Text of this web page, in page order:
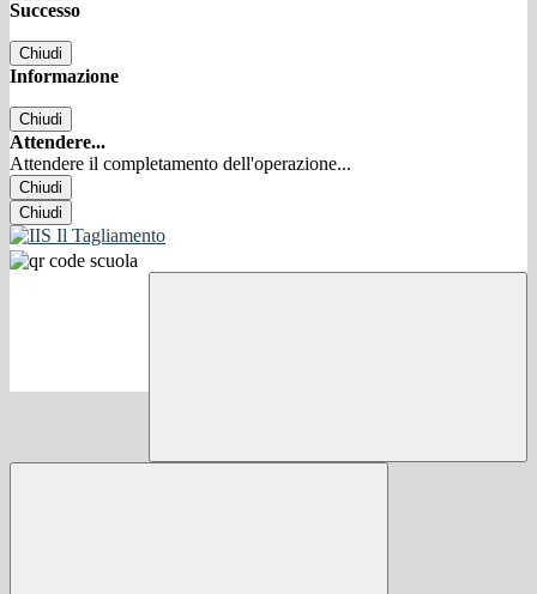
Successo
Chiudi
Informazione
Chiudi
Attendere...
Attendere il completamento dell'operazione...
Chiudi
Chiudi